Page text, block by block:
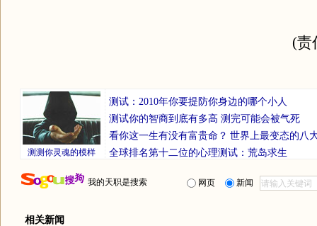
(责
测测你灵魂的模样
测试：2010年你要提防你身边的哪个小人
测试你的智商到底有多高 测完可能会被气死
看你这一生有没有富贵命？ 世界上最变态的八
全球排名第十二位的心理测试：荒岛求生
我的天职是搜索 网页 新闻
相关新闻